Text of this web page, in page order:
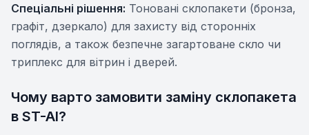
Спеціальні рішення: Тоновані склопакети (бронза,
графіт, дзеркало) для захисту від сторонніх
поглядів, а також безпечне загартоване скло чи
триплекс для вітрин і дверей.
Чому варто замовити заміну склопакета
в ST-AI?